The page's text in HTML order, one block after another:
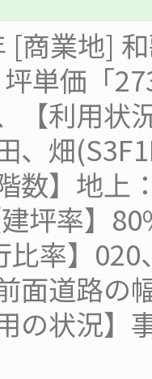
[商業地]
単価「
【利用
、畑
数】地上
坪率】
比率】
面道路の
の状況